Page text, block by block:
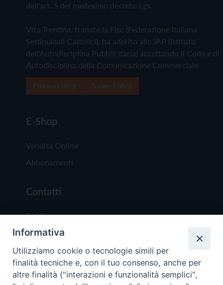
dell'art. 5 del medesimo decreto Lgs.
Vita Trentina, tramite la Fisc (Federazione Italiana
Settimanali Cattolici), ha aderito allo IAP (Istituto
dell'Autodisciplina Pubblicitaria) accettando il Codice di
Autodisciplina della Comunicazione Commerciale
E-Shop
Vendita Online
Abbonamenti
Contatti
Chi Siamo
Redazione
Scrivici
Informativa
Utilizziamo cookie o tecnologie simili per
finalità tecniche e, con il tuo consenso, anche per
altre finalità ("interazioni e funzionalità semplici",